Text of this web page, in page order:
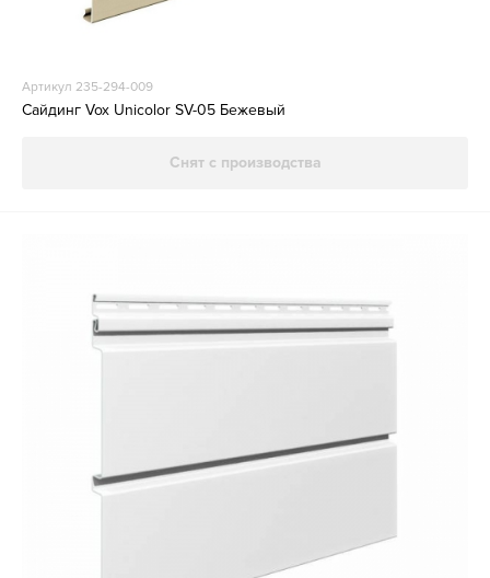
Артикул 235-294-009
Сайдинг Vox Unicolor SV-05 Бежевый
Снят с производства